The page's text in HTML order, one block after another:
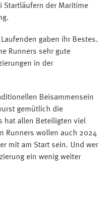
Startläufern der Maritime
gaben ihr Bestes.
Runners sehr gute
in der
Beisammensein
gemütlich die
hat allen Beteiligten viel
Runners wollen auch 2024
mit am Start sein. Und wer
ein wenig weiter